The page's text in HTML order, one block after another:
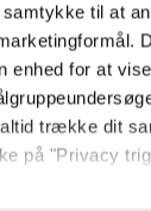
til at
enhed for at
trække dit
på "Privacy
Derfor har
barnevogn